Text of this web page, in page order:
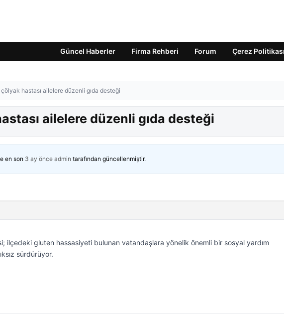
Güncel Haberler Firma Rehberi Forum Çerez Politikası
çölyak hastası ailelere düzenli gıda desteği
ailelere düzenli gıda desteği
en son 3 ay önce admin tarafından güncellenmiştir.
ilçedeki gluten hassasiyeti bulunan vatandaşlara yönelik önemli bir sosyal yardım
sürdürüyor.